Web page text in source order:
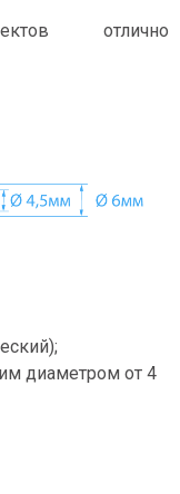
отлично
диаметром от 4